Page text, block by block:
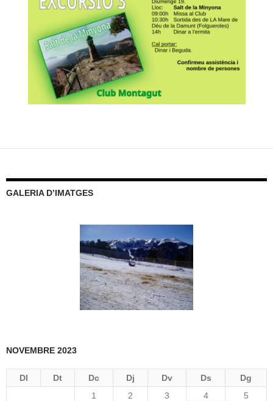
GALERIA D’IMATGES
NOVEMBRE 2023
Dl Dt Dc Dj Dv Ds
Dg
1
2 3 4
5